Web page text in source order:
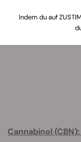
Cannabinol
Indem du auf